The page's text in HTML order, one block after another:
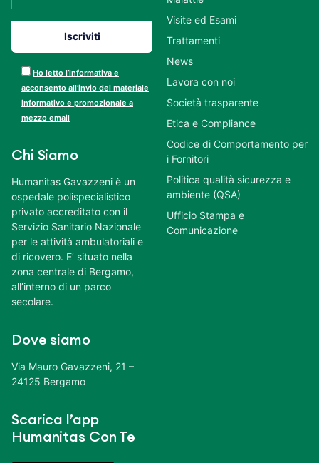
Ho letto l’informativa e
acconsento all’invio del materiale
informativo e promozionale a
mezzo email
Chi Siamo
Humanitas Gavazzeni è un
ospedale polispecialistico
privato accreditato con il
Servizio Sanitario Nazionale
per le attività ambulatoriali e
di ricovero. E’ situato nella
zona centrale di Bergamo,
all’interno di un parco
secolare.
Dove siamo
Via Mauro Gavazzeni, 21 –
24125 Bergamo
Scarica l’app
Humanitas Con Te
Visite ed Esami
Trattamenti
News
Lavora con noi
Società trasparente
Etica e Compliance
Codice di Comportamento per
i Fornitori
Politica qualità sicurezza e
ambiente (QSA)
Ufficio Stampa e
Comunicazione